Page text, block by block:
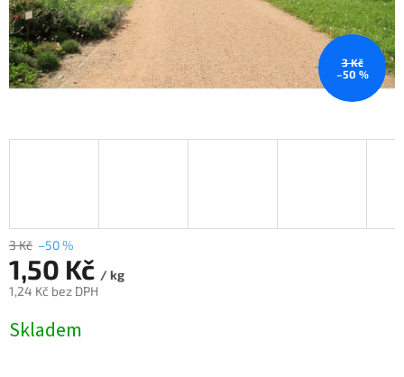
3 Kč
–50 %
3 Kč –50 %
1,50 Kč / kg
1,24 Kč bez DPH
cena:
Skladem